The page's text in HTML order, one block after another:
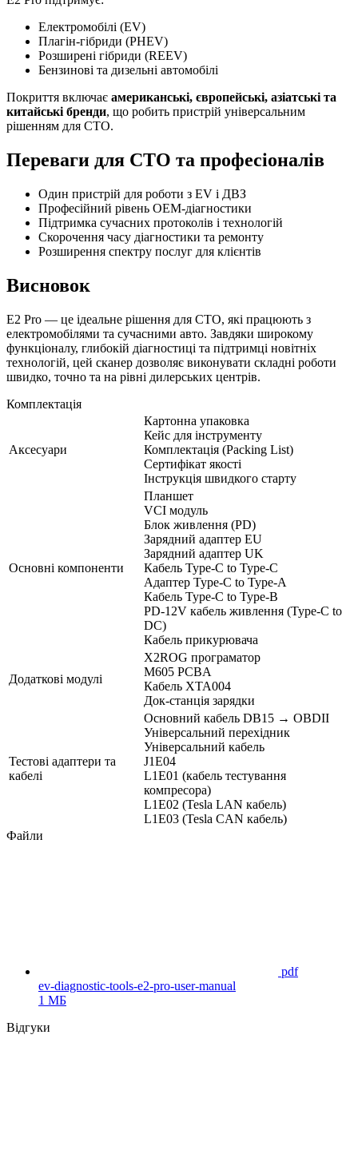
Електромобілі (EV)
Плагін-гібриди (PHEV)
Розширені гібриди (REEV)
Бензинові та дизельні автомобілі
Покриття включає американські, європейські, азіатські та
китайські бренди, що робить пристрій універсальним
рішенням для СТО.
Переваги для СТО та професіоналів
Один пристрій для роботи з EV і ДВЗ
Професійний рівень OEM-діагностики
Підтримка сучасних протоколів і технологій
Скорочення часу діагностики та ремонту
Розширення спектру послуг для клієнтів
Висновок
E2 Pro — це ідеальне рішення для СТО, які працюють з
електромобілями та сучасними авто. Завдяки широкому
функціоналу, глибокій діагностиці та підтримці новітніх
технологій, цей сканер дозволяє виконувати складні роботи
швидко, точно та на рівні дилерських центрів.
Комплектація
Аксесуари
Картонна упаковка
Кейс для інструменту
Комплектація (Packing List)
Сертифікат якості
Інструкція швидкого старту
Основні компоненти
Планшет
VCI модуль
Блок живлення (PD)
Зарядний адаптер EU
Зарядний адаптер UK
Кабель Type-C to Type-C
Адаптер Type-C to Type-A
Кабель Type-C to Type-B
PD-12V кабель живлення (Type-C to
DC)
Кабель прикурювача
Додаткові модулі
X2ROG програматор
M605 PCBA
Кабель XTA004
Док-станція зарядки
Тестові адаптери та
кабелі
Основний кабель DB15 → OBDII
Універсальний перехідник
Універсальний кабель
J1E04
L1E01 (кабель тестування
компресора)
L1E02 (Tesla LAN кабель)
L1E03 (Tesla CAN кабель)
Файли
pdf
ev-diagnostic-tools-e2-pro-user-manual
1 МБ
Відгуки